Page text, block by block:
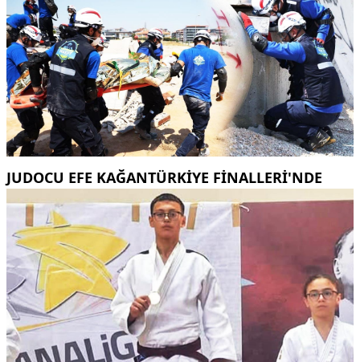
JUDOCU EFE KAĞANTÜRKİYE FİNALLERİ'NDE